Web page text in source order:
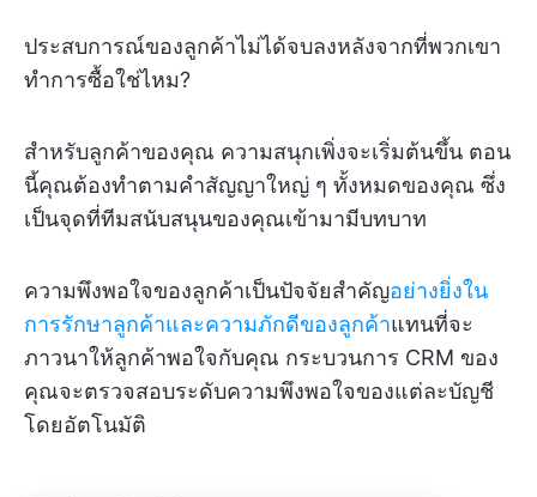
ประสบการณ์ของลูกค้าไม่ได้จบลงหลังจากที่พวกเขา
ทำการซื้อใช่ไหม?
สำหรับลูกค้าของคุณ ความสนุกเพิ่งจะเริ่มต้นขึ้น ตอน
นี้คุณต้องทำตามคำสัญญาใหญ่ ๆ ทั้งหมดของคุณ ซึ่ง
เป็นจุดที่ทีมสนับสนุนของคุณเข้ามามีบทบาท
ความพึงพอใจของลูกค้าเป็นปัจจัยสำคัญอย่างยิ่งใน
การรักษาลูกค้าและความภักดีของลูกค้าแทนที่จะ
ภาวนาให้ลูกค้าพอใจกับคุณ กระบวนการ CRM ของ
คุณจะตรวจสอบระดับความพึงพอใจของแต่ละบัญชี
โดยอัตโนมัติ